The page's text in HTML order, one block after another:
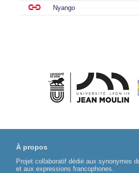
Nyango
À propos
Projet collaboratif dédié aux synonymes
et aux expressions francophones.